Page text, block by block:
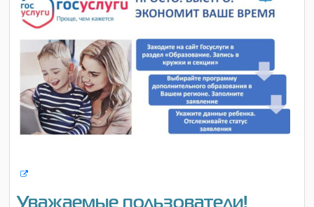
Уважаемые пользователи!